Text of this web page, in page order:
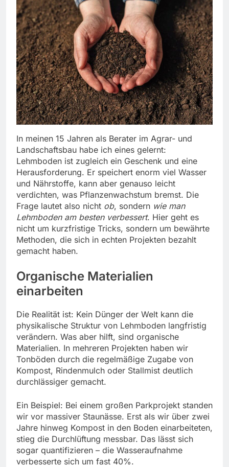
In meinen 15 Jahren als Berater im Agrar- und
Landschaftsbau habe ich eines gelernt:
Lehmboden ist zugleich ein Geschenk und eine
Herausforderung. Er speichert enorm viel Wasser
und Nährstoffe, kann aber genauso leicht
verdichten, was Pflanzenwachstum bremst. Die
Frage lautet also nicht ob, sondern wie man
Lehmboden am besten verbessert. Hier geht es
nicht um kurzfristige Tricks, sondern um bewährte
Methoden, die sich in echten Projekten bezahlt
gemacht haben.
Organische Materialien
einarbeiten
Die Realität ist: Kein Dünger der Welt kann die
physikalische Struktur von Lehmboden langfristig
verändern. Was aber hilft, sind organische
Materialien. In mehreren Projekten haben wir
Tonböden durch die regelmäßige Zugabe von
Kompost, Rindenmulch oder Stallmist deutlich
durchlässiger gemacht.
Ein Beispiel: Bei einem großen Parkprojekt standen
wir vor massiver Staunässe. Erst als wir über zwei
Jahre hinweg Kompost in den Boden einarbeiteten,
stieg die Durchlüftung messbar. Das lässt sich
sogar quantifizieren – die Wasseraufnahme
verbesserte sich um fast 40%.